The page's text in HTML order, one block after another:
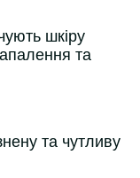
шкіру
та
та чутливу